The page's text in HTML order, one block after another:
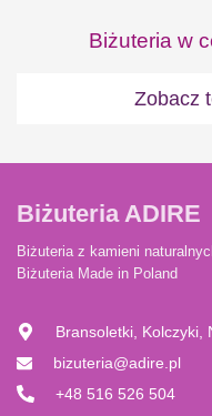
Biżuteria w
Zobacz
Biżuteria ADIRE
Biżuteria z kamieni
Biżuteria Made in Poland
Bransoletki, Kolczyki,
bizuteria@adire.pl
+48 516 526 504